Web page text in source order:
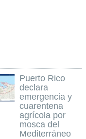
Puerto Rico
declara
emergencia y
cuarentena
agrícola por
mosca del
Mediterráneo